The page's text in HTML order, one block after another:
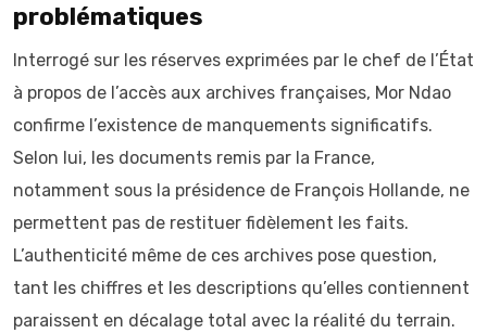
problématiques
Interrogé sur les réserves exprimées par le chef de l’État
à propos de l’accès aux archives françaises, Mor Ndao
confirme l’existence de manquements significatifs.
Selon lui, les documents remis par la France,
notamment sous la présidence de François Hollande, ne
permettent pas de restituer fidèlement les faits.
L’authenticité même de ces archives pose question,
tant les chiffres et les descriptions qu’elles contiennent
paraissent en décalage total avec la réalité du terrain.